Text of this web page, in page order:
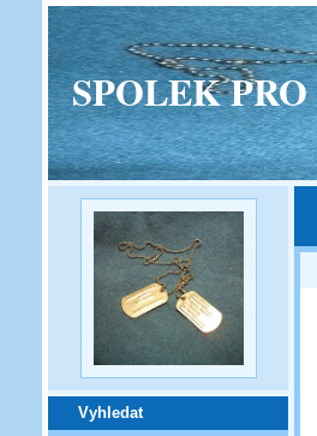
SPOLEK
Vyhledat